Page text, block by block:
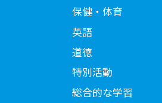
保健・体育
英語
道徳
特別活動
総合的な学習